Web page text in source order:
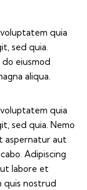
quia
sed quia.
eiusmod
aliqua.
quia
sed quia. Nemo
aspernatur aut
Adipiscing
labore et
quis nostrud